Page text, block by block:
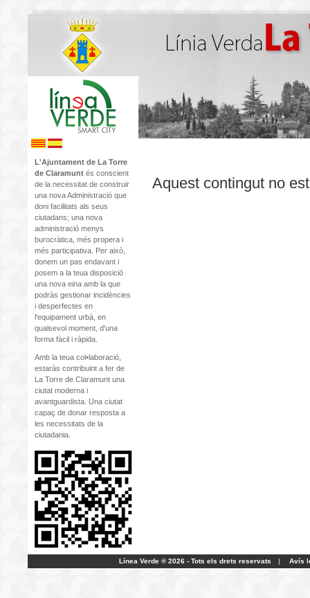
L'Ajuntament de La Torre
de Claramunt és conscient
de la necessitat de construir
una nova Administració que
doni facilitats als seus
ciutadans; una nova
administració menys
burocràtica, més propera i
més participativa. Per això,
donem un pas endavant i
posem a la teua disposició
una nova eina amb la que
podràs gestionar incidències
i desperfectes en
l'equipament urbà, en
qualsevol moment, d'una
forma fàcil i ràpida.
Amb la teua col•laboració,
estaràs contribuint a fer de
La Torre de Claramunt una
ciutat moderna i
avantguardista. Una ciutat
capaç de donar resposta a
les necessitats de la
ciutadania.
Aquest contingut no
Línea Verde ® 2026 - Tots els drets reservats | Avís